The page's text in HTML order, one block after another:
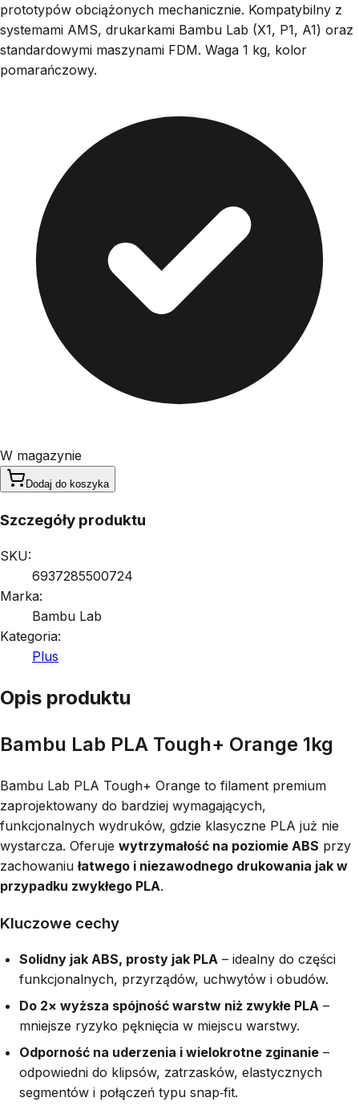
prototypów obciążonych mechanicznie. Kompatybilny z
systemami AMS, drukarkami Bambu Lab (X1, P1, A1) oraz
standardowymi maszynami FDM. Waga 1 kg, kolor
pomarańczowy.
W magazynie
Dodaj do koszyka
Szczegóły produktu
SKU:
6937285500724
Marka:
Bambu Lab
Kategoria:
Plus
Opis produktu
Bambu Lab PLA Tough+ Orange 1kg
Bambu Lab PLA Tough+ Orange to filament premium
zaprojektowany do bardziej wymagających,
funkcjonalnych wydruków, gdzie klasyczne PLA już nie
wystarcza. Oferuje wytrzymałość na poziomie ABS przy
zachowaniułatwego i niezawodnego drukowania jak w
przypadku zwykłego PLA.
Kluczowe cechy
Solidny jak ABS, prosty jak PLA – idealny do części
funkcjonalnych, przyrządów, uchwytów i obudów.
Do 2× wyższa spójność warstw niż zwykłe PLA –
mniejsze ryzyko pęknięcia w miejscu warstwy.
Odporność na uderzenia i wielokrotne zginanie –
odpowiedni do klipsów, zatrzasków, elastycznych
segmentów i połączeń typu snap‑fit.